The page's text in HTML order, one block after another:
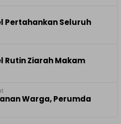
Pertahankan Seluruh
Rutin Ziarah Makam
Warga, Perumda